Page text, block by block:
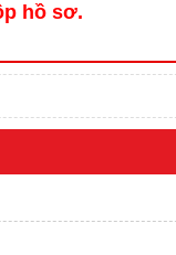
hồ sơ.